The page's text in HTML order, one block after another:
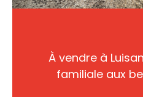
À vendre à
familiale aux